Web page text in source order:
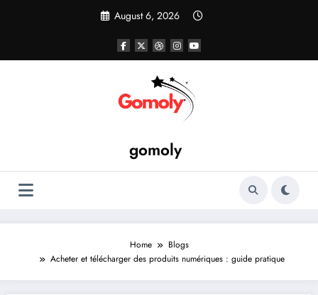
August 6, 2026
gomoly
Home
Blogs
Acheter et télécharger des produits numériques : guide pratique